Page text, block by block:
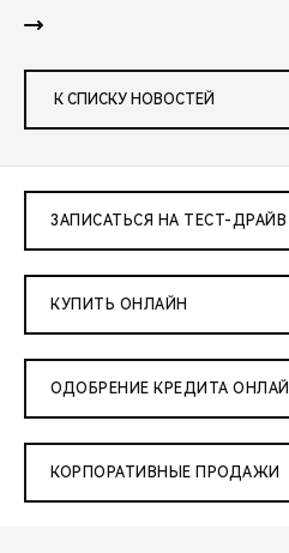
К СПИСКУ НОВОСТЕЙ
ЗАПИСАТЬСЯ НА ТЕСТ-ДРАЙВ
КУПИТЬ ОНЛАЙН
ОДОБРЕНИЕ КРЕДИТА
КОРПОРАТИВНЫЕ ПРОДАЖИ